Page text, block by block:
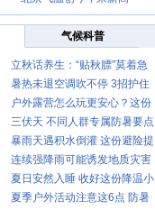
气候科普
立秋话养生：“贴秋膘”莫着急
先清暑再防燥
暑热未退空调吹不停 3招护住
肩颈不酸痛
户外露营怎么玩更安心？这份
攻略请收好
三伏天 不同人群专属防暑要点
请收好
暴雨天遇积水倒灌 这份避险提
示请收好
连续强降雨可能诱发地质灾害
这些前兆要知道
夏日安然入睡 收好这份降温小
贴士
夏季户外活动注意这6点 防暑